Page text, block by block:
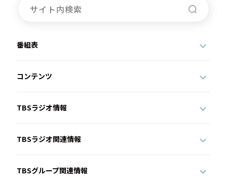
番組表
コンテンツ
TBSラジオ情報
TBSラジオ関連情報
TBSグループ関連情報